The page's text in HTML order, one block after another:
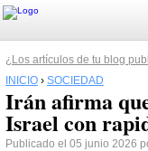
¿Los artículos de tu blog
INICIO › SOCIEDAD
Irán afirma
Israel con
Publicado el 05 junio 2026